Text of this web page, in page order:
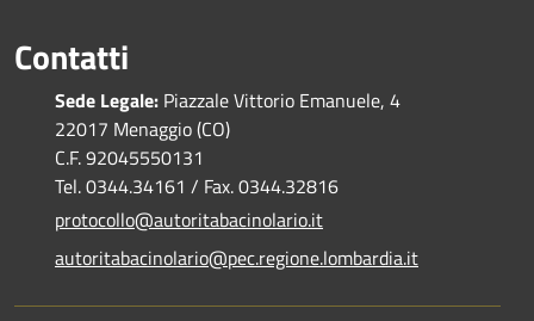
Contatti
Sede Legale: Piazzale Vittorio Emanuele, 4
22017 Menaggio (CO)
C.F. 92045550131
Tel. 0344.34161 / Fax. 0344.32816
protocollo@autoritabacinolario.it
autoritabacinolario@pec.regione.lombardia.it